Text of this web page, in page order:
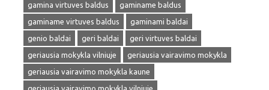
gamina virtuves baldus
gaminame baldus
gaminame virtuves baldus
gaminami baldai
genio baldai
geri baldai
geri virtuves baldai
geriausia mokykla vilniuje
geriausia vairavimo mokykla
geriausia vairavimo mokykla kaune
geriausia vairavimo mokykla vilniuje